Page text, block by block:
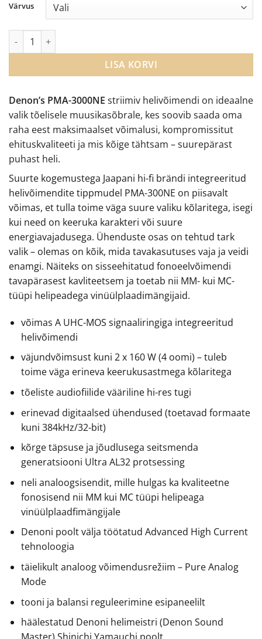
€3,699.00.€3,499.00.
Denon’s PMA-3000NE striimiv helivõimendi on ideaalne
valik tõelisele muusikasõbrale, kes soovib saada oma
raha eest maksimaalset võimalusi, kompromissitut
ehituskvaliteeti ja mis kõige tähtsam – suurepärast
puhast heli.
Suurte kogemustega Jaapani hi-fi brändi integreeritud
helivõimendite tippmudel PMA-300NE on piisavalt
võimas, et tulla toime väga suure valiku kõlaritega, isegi
kui need on keeruka karakteri või suure
energiavajadusega. Ühenduste osas on tehtud tark
valik – olemas on kõik, mida tavakasutuses vaja ja veidi
enamgi. Näiteks on sisseehitatud fonoeelvõimendi
tavapärasest kavliteetsem ja toetab nii MM- kui MC-
tüüpi helipeadega vinüülplaadimängijaid.
võimas A UHC-MOS signaaliringiga integreeritud
helivõimendi
väjundvõimsust kuni 2 x 160 W (4 oomi) – tuleb
toime väga erineva keerukusastmega kõlaritega
tõeliste audiofiilide vääriline hi-res tugi
erinevad digitaalsed ühendused (toetavad formaate
kuni 384kHz/32-bit)
kõrge täpsuse ja jõudlusega seitsmenda
generatsiooni Ultra AL32 protsessing
neli analoogsisendit, mille hulgas ka kvaliteetne
fonosisend nii MM kui MC tüüpi helipeaga
vinüülplaadfimängijale
Denoni poolt välja töötatud Advanced High Current
tehnoloogia
täielikult analoog võimendusrežiim – Pure Analog
Mode
tooni ja balansi reguleerimine esipaneelilt
häälestatud Denoni helimeistri (Denon Sound
Värvus
DENON PMA-3000NE integreeritud võimendi kogus
LISA KORVI